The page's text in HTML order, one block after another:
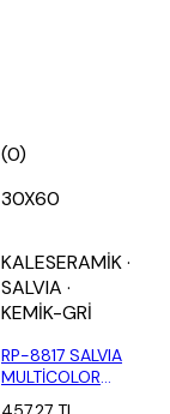
(0)
30X60
KALESERAMİK·
SALVIA ·
KEMİK-GRİ
RP-8817 SALVIA
MULTİCOLOR